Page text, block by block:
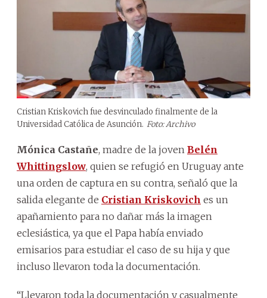
Cristian Kriskovich fue desvinculado finalmente de la
Universidad Católica de Asunción. Foto: Archivo
Mónica Castañe, madre de la joven Belén
Whittingslow, quien se refugió en Uruguay ante
una orden de captura en su contra, señaló que la
salida elegante de Cristian Kriskovich es un
apañamiento para no dañar más la imagen
eclesiástica, ya que el Papa había enviado
emisarios para estudiar el caso de su hija y que
incluso llevaron toda la documentación.
“Llevaron toda la documentación y casualmente